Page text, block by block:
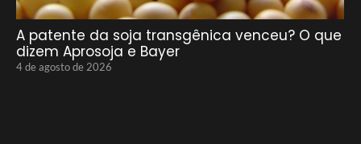
A patente da soja transgênica venceu? O que
dizem Aprosoja e Bayer
4 de agosto de 2026